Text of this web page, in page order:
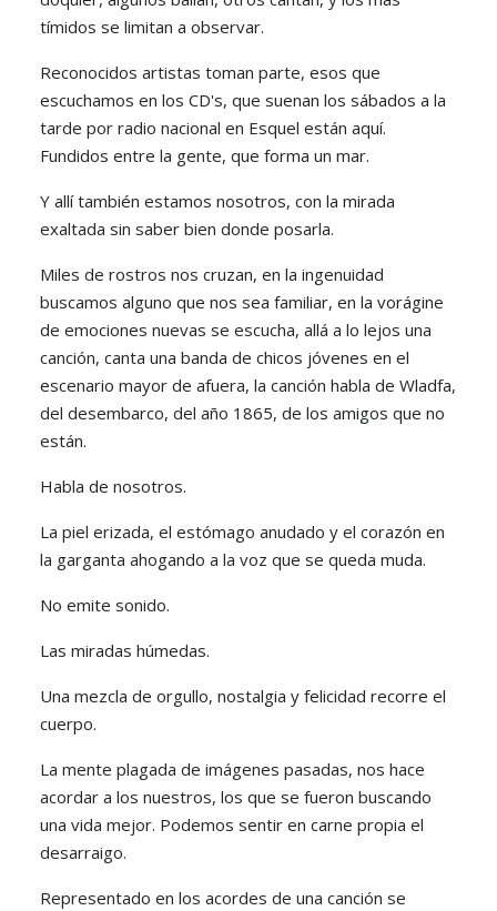
tímidos se limitan a observar.
Reconocidos artistas toman parte, esos que
escuchamos en los CD's, que suenan los sábados a la
tarde por radio nacional en Esquel están aquí.
Fundidos entre la gente, que forma un mar.
Y allí también estamos nosotros, con la mirada
exaltada sin saber bien donde posarla.
Miles de rostros nos cruzan, en la ingenuidad
buscamos alguno que nos sea familiar, en la vorágine
de emociones nuevas se escucha, allá a lo lejos una
canción, canta una banda de chicos jóvenes en el
escenario mayor de afuera, la canción habla de Wladfa,
del desembarco, del año 1865, de los amigos que no
están.
Habla de nosotros.
La piel erizada, el estómago anudado y el corazón en
la garganta ahogando a la voz que se queda muda.
No emite sonido.
Las miradas húmedas.
Una mezcla de orgullo, nostalgia y felicidad recorre el
cuerpo.
La mente plagada de imágenes pasadas, nos hace
acordar a los nuestros, los que se fueron buscando
una vida mejor. Podemos sentir en carne propia el
desarraigo.
Representado en los acordes de una canción se